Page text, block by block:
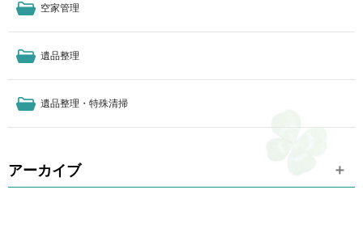
空家管理
遺品整理
遺品整理・特殊清掃
アーカイブ